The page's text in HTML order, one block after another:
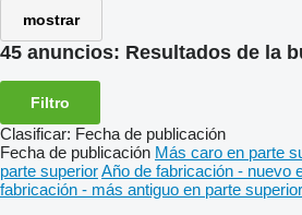
mostrar
45 anuncios: Resultados de la
Filtro
Clasificar: Fecha de publicación
Fecha de publicación Más caro en parte
parte superiorAño de fabricación - nuevo
fabricación - más antiguo en parte superior